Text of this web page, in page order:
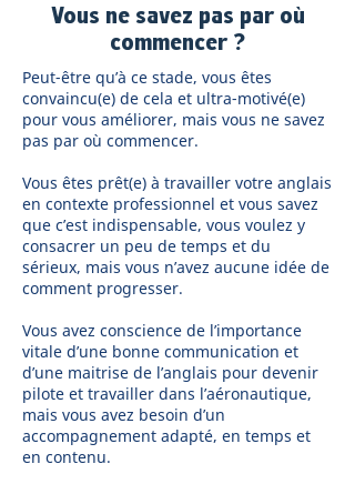
Vous ne savez pas par où
commencer ?
Peut-être qu’à ce stade, vous êtes
convaincu(e) de cela et ultra-motivé(e)
pour vous améliorer, mais vous ne savez
pas par où commencer.
Vous êtes prêt(e) à travailler votre anglais
en contexte professionnel et vous savez
que c’est indispensable, vous voulez y
consacrer un peu de temps et du
sérieux, mais vous n’avez aucune idée de
comment progresser.
Vous avez conscience de l’importance
vitale d’une bonne communication et
d’une maitrise de l’anglais pour devenir
pilote et travailler dans l’aéronautique,
mais vous avez besoin d’un
accompagnement adapté, en temps et
en contenu.